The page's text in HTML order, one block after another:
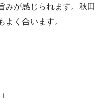
みが感じられます。秋田
よく合います。